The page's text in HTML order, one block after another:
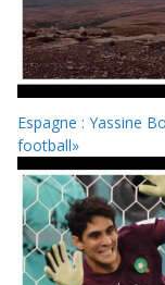
Espagne : Yassine
football»